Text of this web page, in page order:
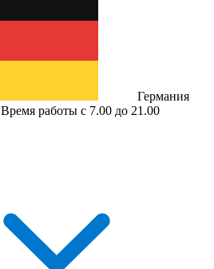
Германия
Время работы с 7.00 до 21.00